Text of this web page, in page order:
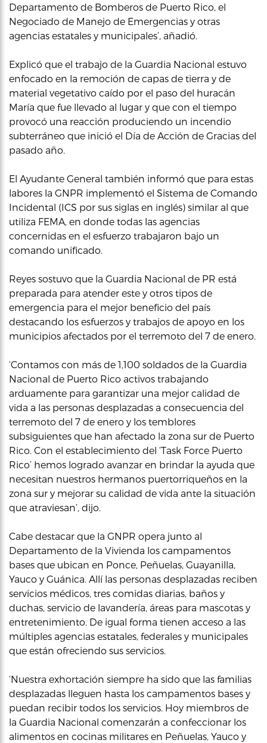
Departamento de Bomberos de Puerto Rico, el
Negociado de Manejo de Emergencias y otras
agencias estatales y municipales’, añadió.
Explicó que el trabajo de la Guardia Nacional estuvo
enfocado en la remoción de capas de tierra y de
material vegetativo caído por el paso del huracán
María que fue llevado al lugar y que con el tiempo
provocó una reacción produciendo un incendio
subterráneo que inició el Día de Acción de Gracias del
pasado año.
El Ayudante General también informó que para estas
labores la GNPR implementó el Sistema de Comando
Incidental (ICS por sus siglas en inglés) similar al que
utiliza FEMA, en donde todas las agencias
concernidas en el esfuerzo trabajaron bajo un
comando unificado.
Reyes sostuvo que la Guardia Nacional de PR está
preparada para atender este y otros tipos de
emergencia para el mejor beneficio del país
destacando los esfuerzos y trabajos de apoyo en los
municipios afectados por el terremoto del 7 de enero.
‘Contamos con más de 1,100 soldados de la Guardia
Nacional de Puerto Rico activos trabajando
arduamente para garantizar una mejor calidad de
vida a las personas desplazadas a consecuencia del
terremoto del 7 de enero y los temblores
subsiguientes que han afectado la zona sur de Puerto
Rico. Con el establecimiento del ‘Task Force Puerto
Rico’ hemos logrado avanzar en brindar la ayuda que
necesitan nuestros hermanos puertorriqueños en la
zona sur y mejorar su calidad de vida ante la situación
que atraviesan’, dijo.
Cabe destacar que la GNPR opera junto al
Departamento de la Vivienda los campamentos
bases que ubican en Ponce, Peñuelas, Guayanilla,
Yauco y Guánica. Allí las personas desplazadas reciben
servicios médicos, tres comidas diarias, baños y
duchas, servicio de lavandería, áreas para mascotas y
entretenimiento. De igual forma tienen acceso a las
múltiples agencias estatales, federales y municipales
que están ofreciendo sus servicios.
‘Nuestra exhortación siempre ha sido que las familias
desplazadas lleguen hasta los campamentos bases y
puedan recibir todos los servicios. Hoy miembros de
la Guardia Nacional comenzarán a confeccionar los
alimentos en cocinas militares en Peñuelas, Yauco y